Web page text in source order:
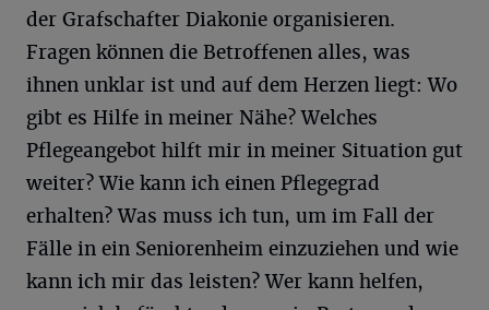
der Grafschafter Diakonie organisieren.
Fragen können die Betroffenen alles, was
ihnen unklar ist und auf dem Herzen liegt: Wo
gibt es Hilfe in meiner Nähe? Welches
Pflegeangebot hilft mir in meiner Situation gut
weiter? Wie kann ich einen Pflegegrad
erhalten? Was muss ich tun, um im Fall der
Fälle in ein Seniorenheim einzuziehen und wie
kann ich mir das leisten? Wer kann helfen,